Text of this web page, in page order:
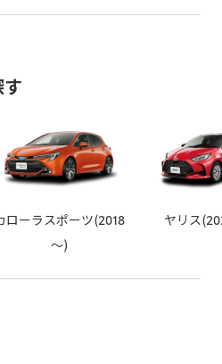
。
ている場合でも非純正品の場合
ハーネスの間に取り付ける社外品
ーバックドアオープンキット等）
ー取り付け、社外品の安全装備取
ど
ローラスポーツ(2018
～)
ヤリス